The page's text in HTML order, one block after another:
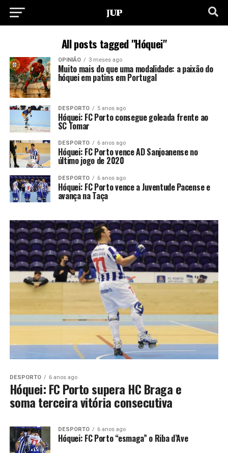
All posts tagged "Hóquei"
OPINIÃO 3 meses ago
Muito mais do que uma modalidade: a paixão do
hóquei em patins em Portugal
DESPORTO 5 anos ago
Hóquei: FC Porto consegue goleada frente ao
SC Tomar
DESPORTO 6 anos ago
Hóquei: FC Porto vence AD Sanjoanense no
último jogo de 2020
DESPORTO 6 anos ago
Hóquei: FC Porto vence a Juventude Pacense e
avança na Taça
DESPORTO 6 anos ago
Hóquei: FC Porto supera HC Braga e
soma terceira vitória consecutiva
DESPORTO 6 anos ago
Hóquei: FC Porto “esmaga” o Riba d’Ave